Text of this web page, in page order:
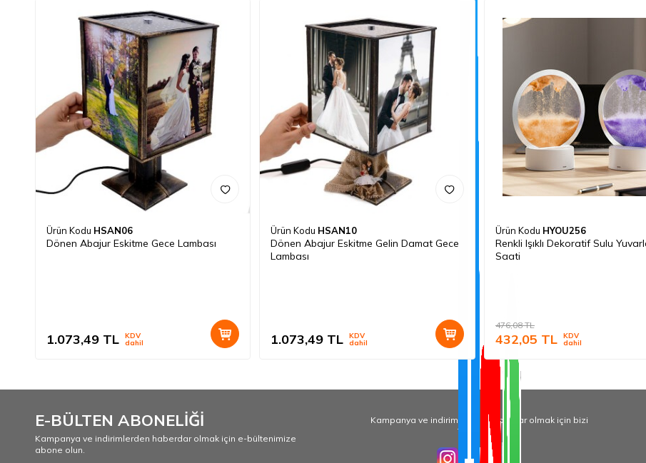
Ürün Kodu HSAN06
Dönen Abajur Eskitme Gece Lambası
1.073,49TL KDV
dahil
Ürün Kodu HSAN10
Dönen Abajur Eskitme Gelin Damat Gece
Lambası
1.073,49 TL KDV
dahil
Ürün Kodu HYOU256
Renkli Işıklı Dekoratif Sulu
Saati
476,08TL
432,05 TL KDV
dahil
E-BÜLTEN ABONELİĞİ
Kampanya ve indirimlerden haberdar olmak için e-bültenimize
abone olun.
Kampanya ve indirimlerden haberdar olmak için bizi
Takip Edin!